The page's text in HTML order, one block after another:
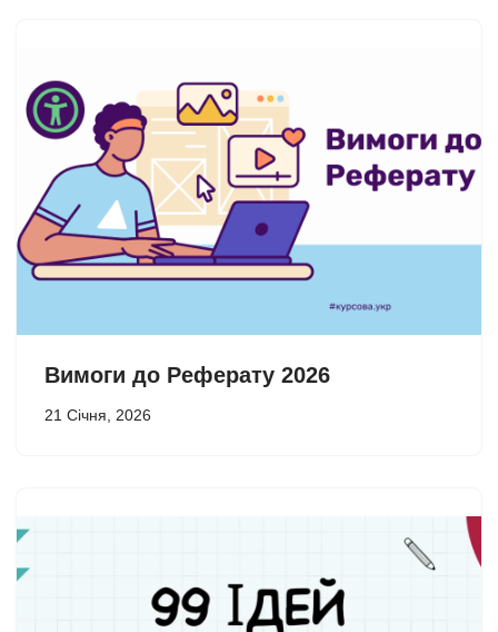
Вимоги до Реферату 2026
21 Січня, 2026